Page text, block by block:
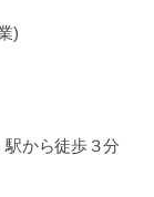
)
から徒歩３分